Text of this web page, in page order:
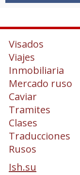
Visados
Viajes
Inmobiliaria
Mercado ruso
Caviar
Tramites
Clases
Traducciones
Rusos
Ish.su